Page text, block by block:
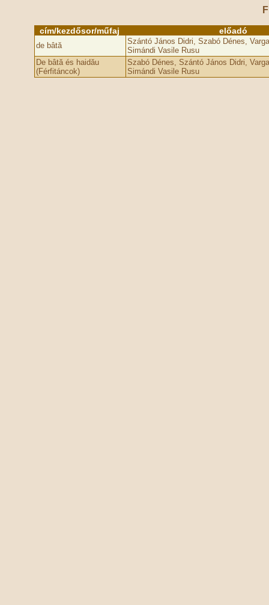
cím/kezdősor/műfaj előadó
de bâtă
Szántó János Didri, Szabó Dénes,
Simándi Vasile Rusu
De bâtă és haidău
(Férfitáncok)
Szabó Dénes, Szántó János Didri,
Simándi Vasile Rusu